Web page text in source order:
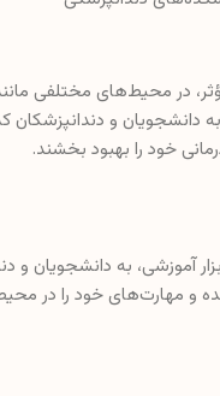
در محیط‌های مختلفی
دانشجویان و دندانپزشکان
خود را بهبود بخشند.
آموزشی، به دانشجویان و
و مهارت‌های خود را در